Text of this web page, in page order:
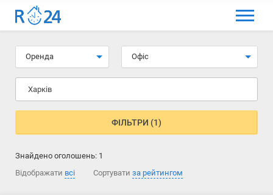
МЕНЮ
Вибір мови
Вибрані оголошення
Коментарі до оголошення
Як додати оголошення
Оренда Офіс
Харків
ФІЛЬТРИ (1)
Знайдено оголошень: 1
Відображати всі Сортувати за рейтингом